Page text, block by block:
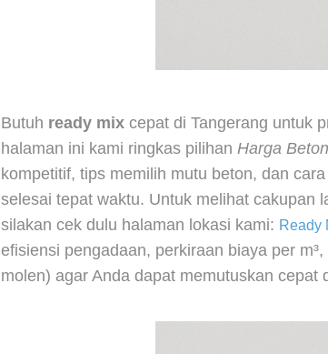
Butuh ready mix cepat di Tangerang untuk
halaman ini kami ringkas pilihan Harga
kompetitif, tips memilih mutu beton, dan
selesai tepat waktu. Untuk melihat cakupan
silakan cek dulu halaman lokasi kami: Ready
efisiensi pengadaan, perkiraan biaya per
molen) agar Anda dapat memutuskan cepat